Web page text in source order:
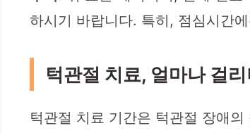
하시기 바랍니다. 특히, 점심시간
턱관절 치료, 얼마나 걸
턱관절 치료 기간은 턱관절 장애